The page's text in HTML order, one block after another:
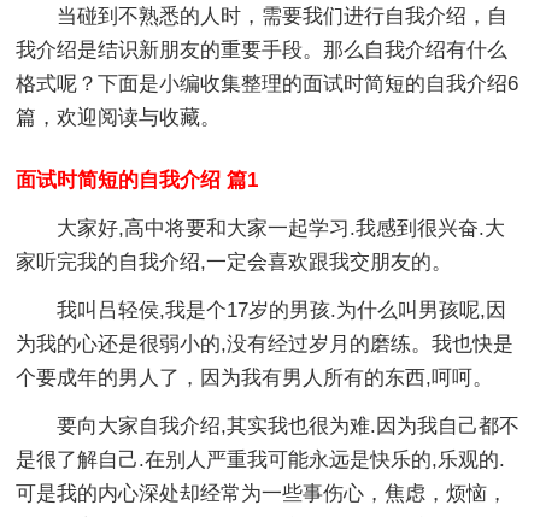
当碰到不熟悉的人时，需要我们进行自我介绍，自
我介绍是结识新朋友的重要手段。那么自我介绍有什么
格式呢？下面是小编收集整理的面试时简短的自我介绍6
篇，欢迎阅读与收藏。
面试时简短的自我介绍 篇1
大家好,高中将要和大家一起学习.我感到很兴奋.大
家听完我的自我介绍,一定会喜欢跟我交朋友的。
我叫吕轻侯,我是个17岁的男孩.为什么叫男孩呢,因
为我的心还是很弱小的,没有经过岁月的磨练。我也快是
个要成年的男人了，因为我有男人所有的东西,呵呵。
要向大家自我介绍,其实我也很为难.因为我自己都不
是很了解自己.在别人严重我可能永远是快乐的,乐观的.
可是我的内心深处却经常为一些事伤心，焦虑，烦恼，